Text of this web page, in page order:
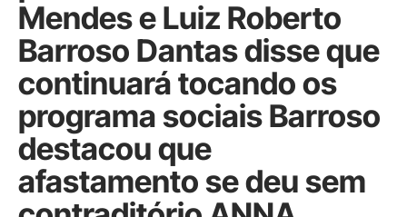
Mendes e Luiz Roberto
Barroso Dantas disse que
continuará tocando os
programa sociais Barroso
destacou que
afastamento se deu sem